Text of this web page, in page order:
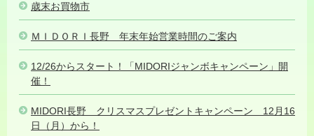
歳末お買物市
ＭＩＤＯＲＩ長野 年末年始営業時間のご案内
12/26からスタート！「MIDORIジャンボキャンペーン」開
催！
MIDORI長野 クリスマスプレゼントキャンペーン 12月16
日（月）から！